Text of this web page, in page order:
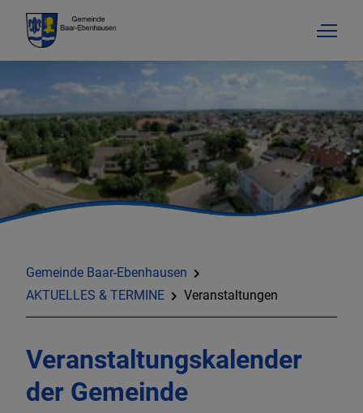
AKTUELLES & TERMINE
BILDUNG & SOZIALES
WIR IN BAAR-
Gemeinde Baar-Ebenhausen
AKTUELLES & TERMINE
Veranstaltungen
Veranstaltungskalender
der Gemeinde